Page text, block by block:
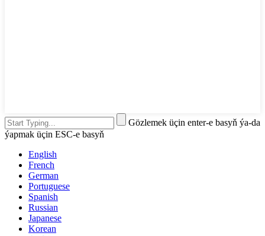
Gözlemek üçin enter-e basyň ýa-da
ýapmak üçin ESC-e basyň
English
French
German
Portuguese
Spanish
Russian
Japanese
Korean